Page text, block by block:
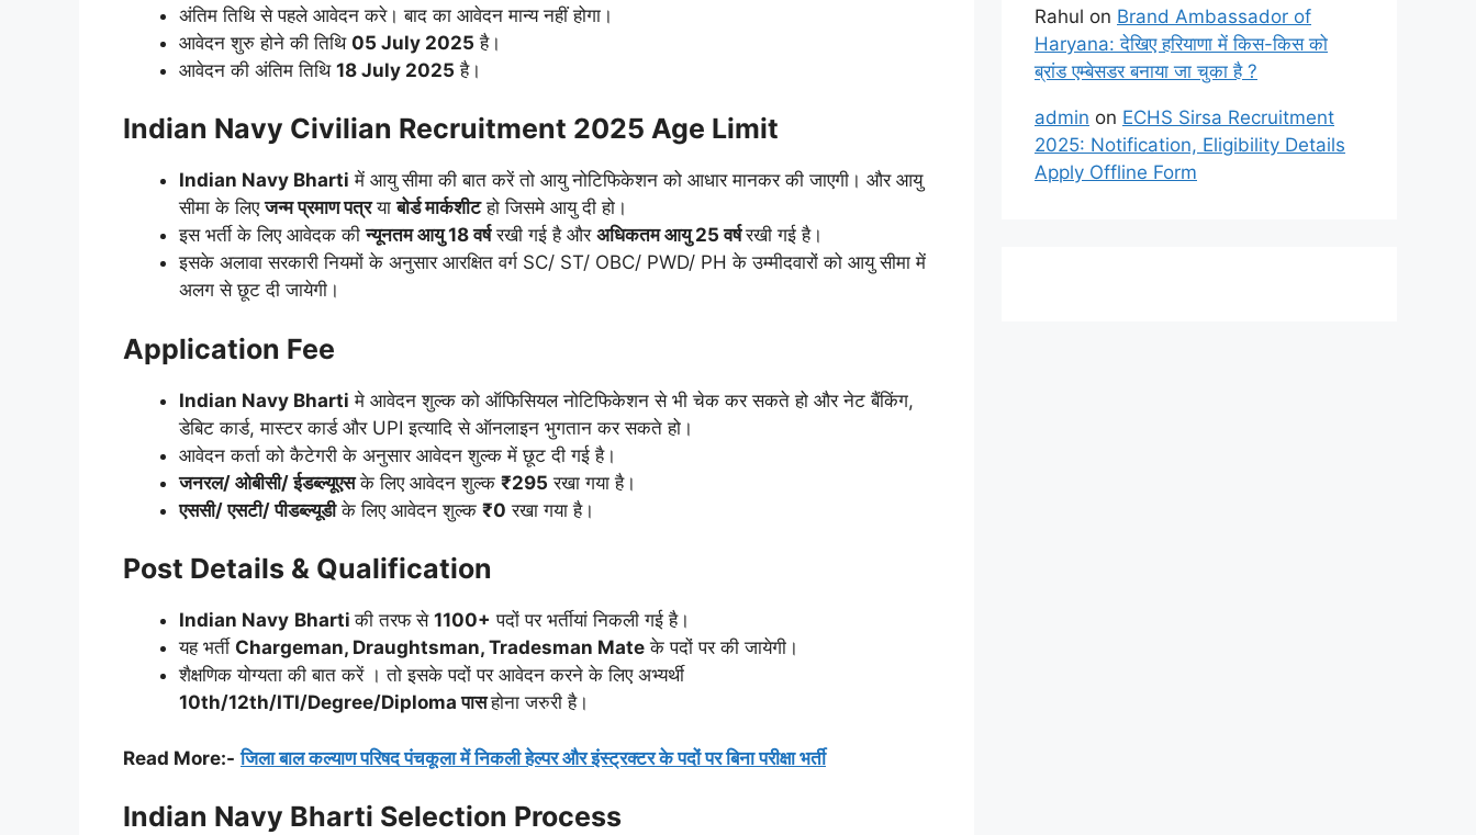
अंतिम तिथि से पहले आवेदन करे। बाद का आवेदन मान्य नहीं होगा।
आवेदन शुरु होने की तिथि 05 July 2025 है।
आवेदन की अंतिम तिथि 18 July 2025 है।
Indian Navy Civilian Recruitment 2025 Age Limit
Indian Navy Bharti में आयु सीमा की बात करें तो आयु नोटिफिकेशन को आधार मानकर की जाएगी। और आयु
सीमा के लिएजन्म प्रमाण पत्रयाबोर्ड मार्कशीटहो जिसमे आयु दी हो।
इस भर्ती के लिए आवेदक कीन्यूनतम आयु 18 वर्षरखी गई है और अधिकतम आयु 25 वर्षरखी गई है।
इसके अलावा सरकारी नियमों के अनुसार आरक्षित वर्ग SC/ ST/ OBC/ PWD/ PH के उम्मीदवारों को आयु सीमा में
अलग से छूट दी जायेगी।
Application Fee
Indian Navy Bharti मे आवेदन शुल्क को ऑफिसियल नोटिफिकेशन से भी चेक कर सकते हो और नेट बैंकिंग,
डेबिट कार्ड, मास्टर कार्ड और UPI इत्यादि से ऑनलाइन भुगतान कर सकते हो।
आवेदन कर्ता को कैटेगरी के अनुसार आवेदन शुल्क में छूट दी गई है।
जनरल/ ओबीसी/ ईडब्ल्यूएसके लिए आवेदन शुल्क ₹295 रखा गया है।
एससी/ एसटी/ पीडब्ल्यूडीके लिए आवेदन शुल्क ₹0 रखा गया है।
Post Details & Qualification
Indian Navy Bhartiकी तरफ से 1100+ पदों पर भर्तीयां निकली गई है।
यह भर्ती Chargeman, Draughtsman, Tradesman Mate के पदों पर की जायेगी।
शैक्षणिक योग्यता की बात करें । तो इसके पदों पर आवेदन करने के लिए अभ्यर्थी
10th/12th/ITI/Degree/Diploma पासहोना जरुरी है।
Read More:- जिला बाल कल्याण परिषद पंचकूला में निकली हेल्पर और इंस्ट्रक्टर के पदों पर बिना परीक्षा भर्ती
Indian Navy Bharti Selection Process
Rahul on Brand Ambassador of
Haryana: देखिए हरियाणा में किस-किस को
ब्रांड एम्बेसडर बनाया जा चुका है ?
admin on ECHS Sirsa Recruitment
2025: Notification, Eligibility Details
Apply Offline Form